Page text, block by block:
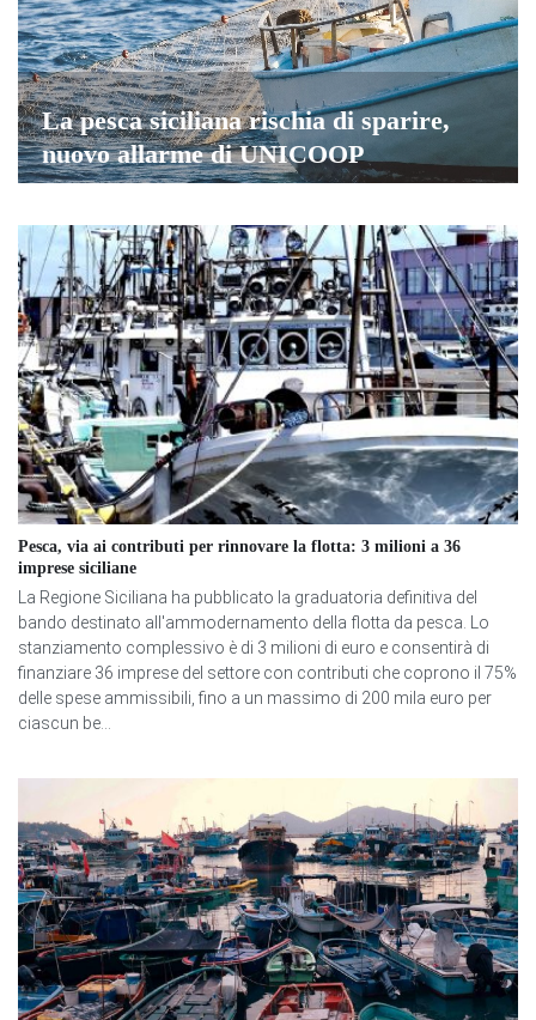
La pesca siciliana rischia di sparire,
nuovo allarme di UNICOOP
Pesca, via ai contributi per rinnovare la flotta: 3 milioni a 36
imprese siciliane
La Regione Siciliana ha pubblicato la graduatoria definitiva del
bando destinato all'ammodernamento della flotta da pesca. Lo
stanziamento complessivo è di 3 milioni di euro e consentirà di
finanziare 36 imprese del settore con contributi che coprono il 75%
delle spese ammissibili, fino a un massimo di 200 mila euro per
ciascun be...